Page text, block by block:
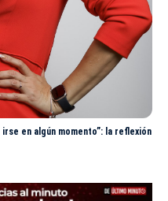
en algún momento”: la reflexión